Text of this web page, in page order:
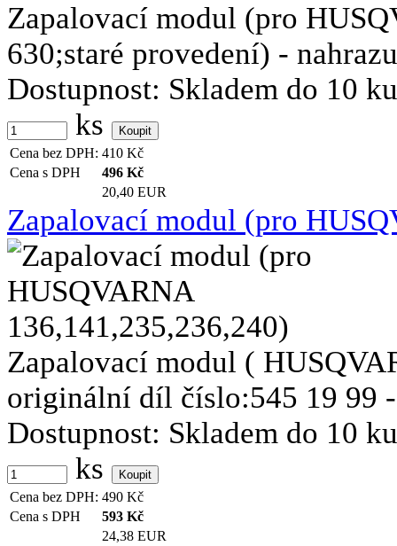
Zapalovací modul (pro
630;staré provedení) -
Dostupnost: Skladem do 10
ks
Cena bez DPH: 410 Kč
Cena s DPH
496 Kč
20,40 EUR
Zapalovací modul (pro
Zapalovací modul (
originální díl číslo:545 19 99
Dostupnost: Skladem do 10
ks
Cena bez DPH: 490 Kč
Cena s DPH
593 Kč
24,38 EUR